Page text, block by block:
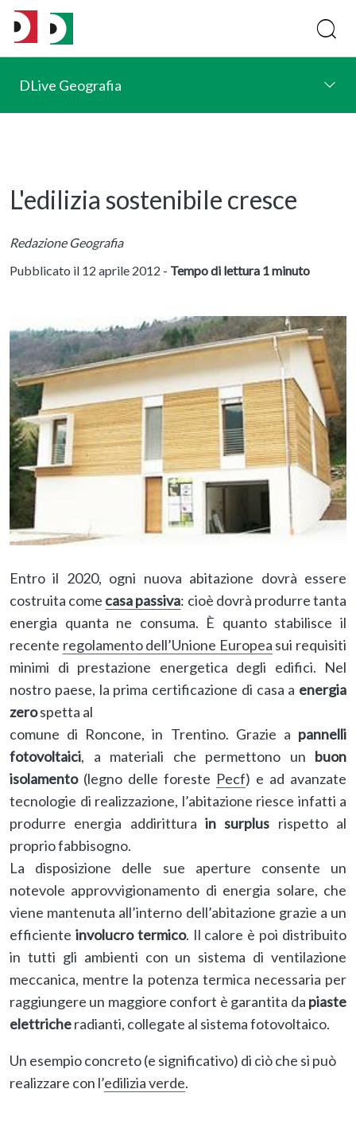
DLive Geografia
L'edilizia sostenibile cresce
Redazione Geografia
Pubblicato il 12 aprile 2012 - Tempo di lettura 1 minuto
Entro il 2020, ogni nuova abitazione dovrà essere
costruita come casa passiva: cioè dovrà produrre tanta
energia quanta ne consuma. È quanto stabilisce il
recente regolamento dell’Unione Europea sui requisiti
minimi di prestazione energetica degli edifici. Nel
nostro paese, la prima certificazione di casa a energia
zerospetta al
comune di Roncone, in Trentino. Grazie a pannelli
fotovoltaici, a materiali che permettono un buon
isolamento(legno delle foreste Pecf) e ad avanzate
tecnologie di realizzazione, l’abitazione riesce infatti a
produrre energia addirittura in surplus rispetto al
proprio fabbisogno.
La disposizione delle sue aperture consente un
notevole approvvigionamento di energia solare, che
viene mantenuta all’interno dell’abitazione grazie a un
efficiente involucro termico. Il calore è poi distribuito
in tutti gli ambienti con un sistema di ventilazione
meccanica, mentre la potenza termica necessaria per
raggiungere un maggiore confort è garantita da piaste
elettricheradianti, collegate al sistema fotovoltaico.
Un esempio concreto (e significativo) di ciò che si può
realizzare con l’edilizia verde.